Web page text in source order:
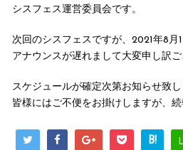
シスフェス運営委員会です。
次回のシスフェスですが、2021年8月
アナウンスが遅れまして大変申し訳ご
スケジュールが確定次第お知らせ致
皆様にはご不便をお掛けしますが、
B!